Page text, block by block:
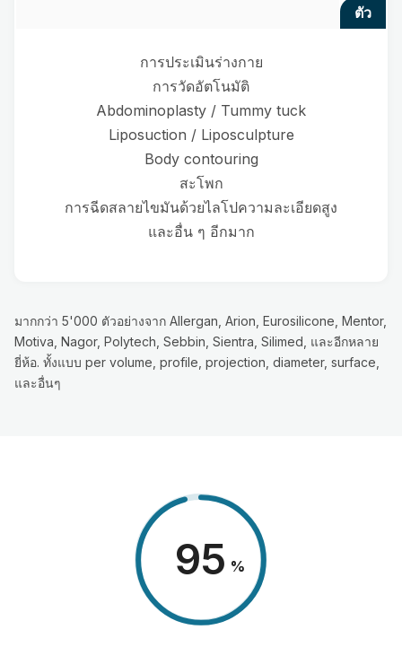
ตัว
การประเมินร่างกาย
การวัดอัตโนมัติ
Abdominoplasty / Tummy tuck
Liposuction / Liposculpture
Body contouring
สะโพก
การฉีดสลายไขมันด้วยไลโปความละเอียดสูง
และอื่น ๆ อีกมาก
มากกว่า 5'000 ตัวอย่างจาก Allergan, Arion, Eurosilicone, Mentor,
Motiva, Nagor, Polytech, Sebbin, Sientra, Silimed, และอีกหลาย
ยี่ห้อ. ทั้งแบบ per volume, profile, projection, diameter, surface,
และอื่นๆ
98 %